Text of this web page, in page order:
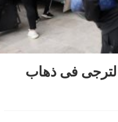
فى ذهاب